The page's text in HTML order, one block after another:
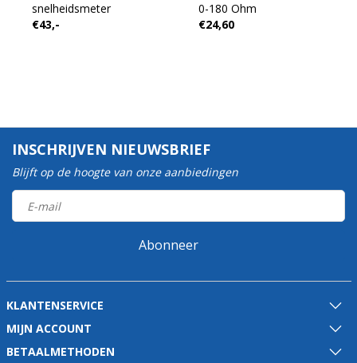
snelheidsmeter
€43,-
0-180 Ohm
€24,60
INSCHRIJVEN NIEUWSBRIEF
Blijft op de hoogte van onze aanbiedingen
Abonneer
KLANTENSERVICE
MIJN ACCOUNT
BETAALMETHODEN